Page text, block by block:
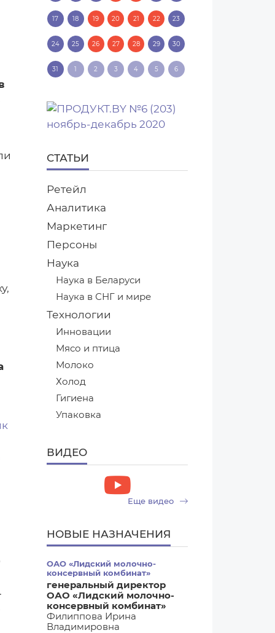
17 18 19 20 21 22 23
24 25 26 27 28 29 30
31 1 2 3 4 5 6
СТАТЬИ
Ретейл
Аналитика
Маркетинг
Персоны
Наука
Наука в Беларуси
Наука в СНГ и мире
Технологии
Инновации
Мясо и птица
Молоко
Холод
Гигиена
Упаковка
ВИДЕО
Еще видео
НОВЫЕ НАЗНАЧЕНИЯ
ОАО «Лидский молочно-
консервный комбинат»
генеральный директор
ОАО «Лидский молочно-
консервный комбинат»
Филиппова Ирина
Владимировна